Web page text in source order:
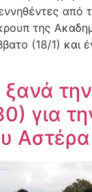
από
της
(18/1) και
για